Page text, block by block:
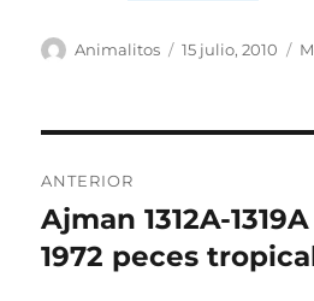
Autor
Animalitos
Publicado
15 julio, 2010
de
entradas
ANTERIOR
Entrada
anterior:
Ajman 1312A-
1972 peces